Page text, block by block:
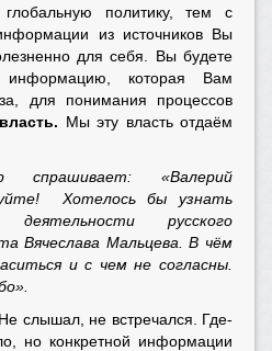
глобальную политику, тем с
из источников Вы
для себя. Вы будете
информацию, которая Вам
для понимания процессов
Мы эту власть отдаём
спрашивает: «Валерий
Хотелось бы узнать
русского
Вячеслава Мальцева. В чём
и с чем не согласны.
Не слышал, не встречался. Где-
но конкретной информации